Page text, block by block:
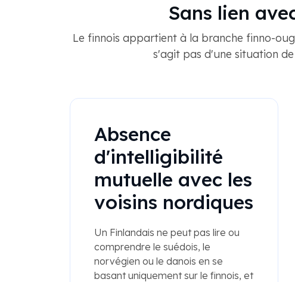
Sans lien
Le finnois appartient à la branche finno-
s'agit pas d'une situation
Absence
d'intelligibilité
mutuelle avec les
voisins nordiques
Un Finlandais ne peut pas lire ou
comprendre le suédois, le
norvégien ou le danois en se
basant uniquement sur le finnois, et